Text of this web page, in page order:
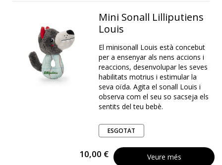
Mini Sonall Lilliputiens
Louis
El minisonall Louis està concebut
per a ensenyar als nens accions i
reaccions, desenvolupar les seves
habilitats motrius i estimular la
seva oïda. Agita el sonall Louis i
observa com el seu so sacseja els
sentits del teu bebè.
ESGOTAT
10,00 € Veure més